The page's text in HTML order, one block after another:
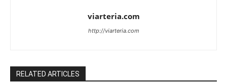
viarteria.com
http://viarteria.com
RELATED ARTICLES